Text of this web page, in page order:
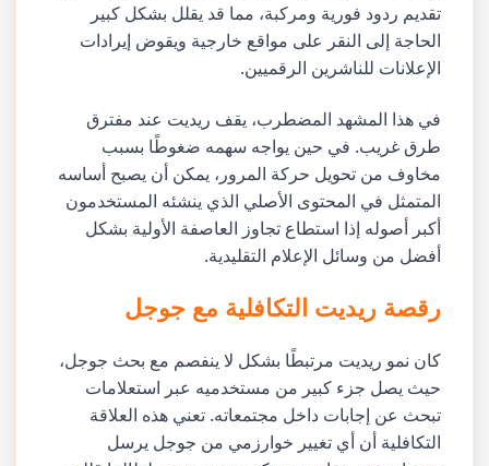
تقديم ردود فورية ومركبة، مما قد يقلل بشكل كبير
الحاجة إلى النقر على مواقع خارجية ويقوض إيرادات
الإعلانات للناشرين الرقميين.
في هذا المشهد المضطرب، يقف ريديت عند مفترق
طرق غريب. في حين يواجه سهمه ضغوطًا بسبب
مخاوف من تحويل حركة المرور، يمكن أن يصبح أساسه
المتمثل في المحتوى الأصلي الذي ينشئه المستخدمون
أكبر أصوله إذا استطاع تجاوز العاصفة الأولية بشكل
أفضل من وسائل الإعلام التقليدية.
رقصة ريديت التكافلية مع جوجل
كان نمو ريديت مرتبطًا بشكل لا ينفصم مع بحث جوجل،
حيث يصل جزء كبير من مستخدميه عبر استعلامات
تبحث عن إجابات داخل مجتمعاته. تعني هذه العلاقة
التكافلية أن أي تغيير خوارزمي من جوجل يرسل